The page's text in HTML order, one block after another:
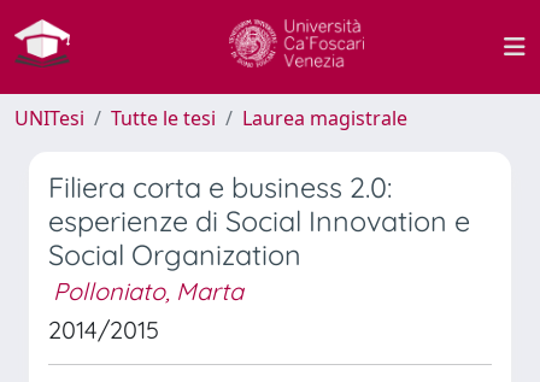
UNITesi Tutte le tesi Laurea magistrale
Filiera corta e business 2.0:
esperienze di Social Innovation e
Social Organization
Polloniato, Marta
2014/2015